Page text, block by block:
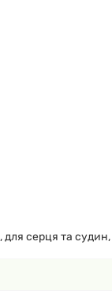
серця та